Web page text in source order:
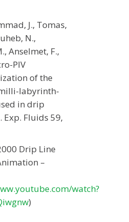
J., Tomas,
N.,
Anselmet, F.,
PIV
of the
labyrinth-
in drip
Fluids 59,
Drip Line
–
watch?
)